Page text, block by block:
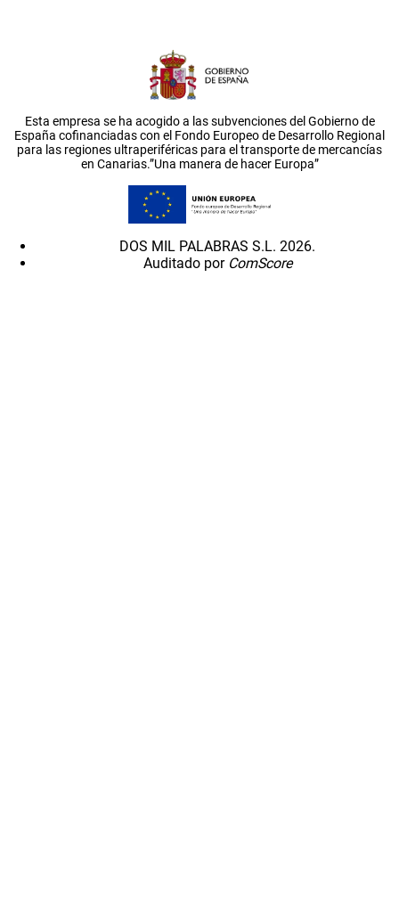
Esta empresa se ha acogido a las subvenciones del Gobierno de
España cofinanciadas con el Fondo Europeo de Desarrollo Regional
para las regiones ultraperiféricas para el transporte de mercancías
en Canarias.”Una manera de hacer Europa”
DOS MIL PALABRAS S.L. 2026.
Auditado por ComScore